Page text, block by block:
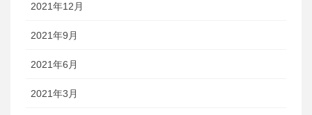
2021年12月
2021年9月
2021年6月
2021年3月